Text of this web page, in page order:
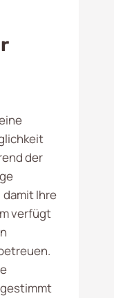
der
damit Ihre
verfügt